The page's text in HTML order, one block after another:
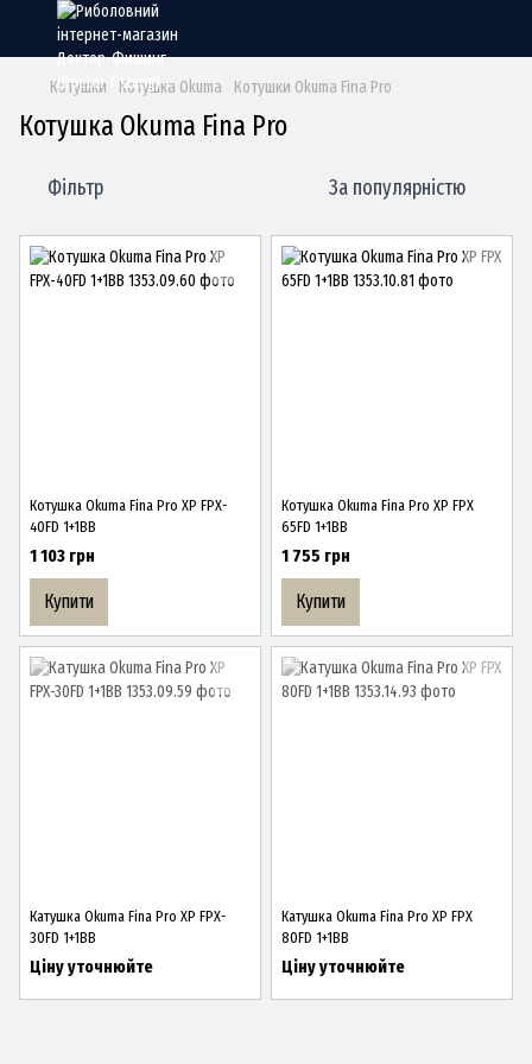
Котушки Котушка Okuma Котушки Okuma Fina Pro
Котушка Okuma Fina Pro
Фільтр За популярністю
Котушка Okuma Fina Pro XP FPX-
40FD 1+1BB
1 103 грн
Купити
Котушка Okuma Fina Pro XP FPX
65FD 1+1BB
1 755 грн
Купити
Катушка Okuma Fina Pro XP FPX-
30FD 1+1BB
Ціну уточнюйте
Катушка Okuma Fina Pro XP FPX
80FD 1+1BB
Ціну уточнюйте